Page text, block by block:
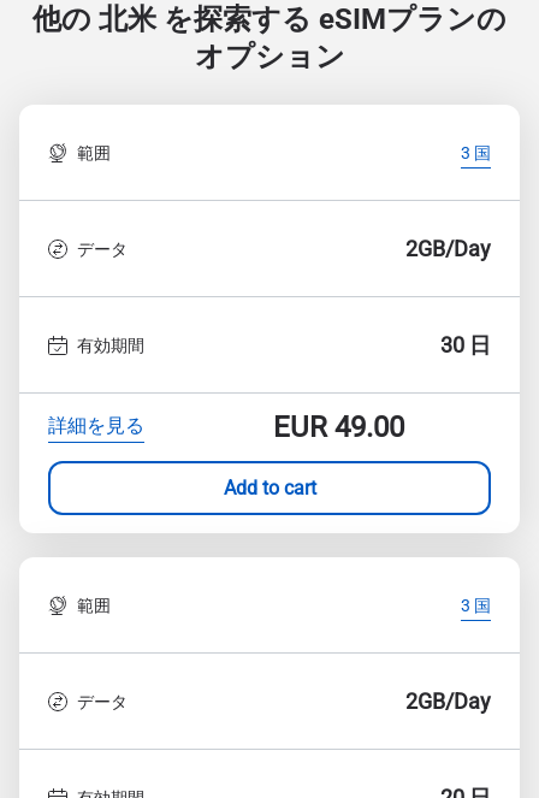
他の 北米 を探索する eSIMプランの
オプション
範囲 3 国
データ 2GB/Day
有効期間 30 日
詳細を見る EUR49.00
Add to cart
範囲 3 国
データ 2GB/Day